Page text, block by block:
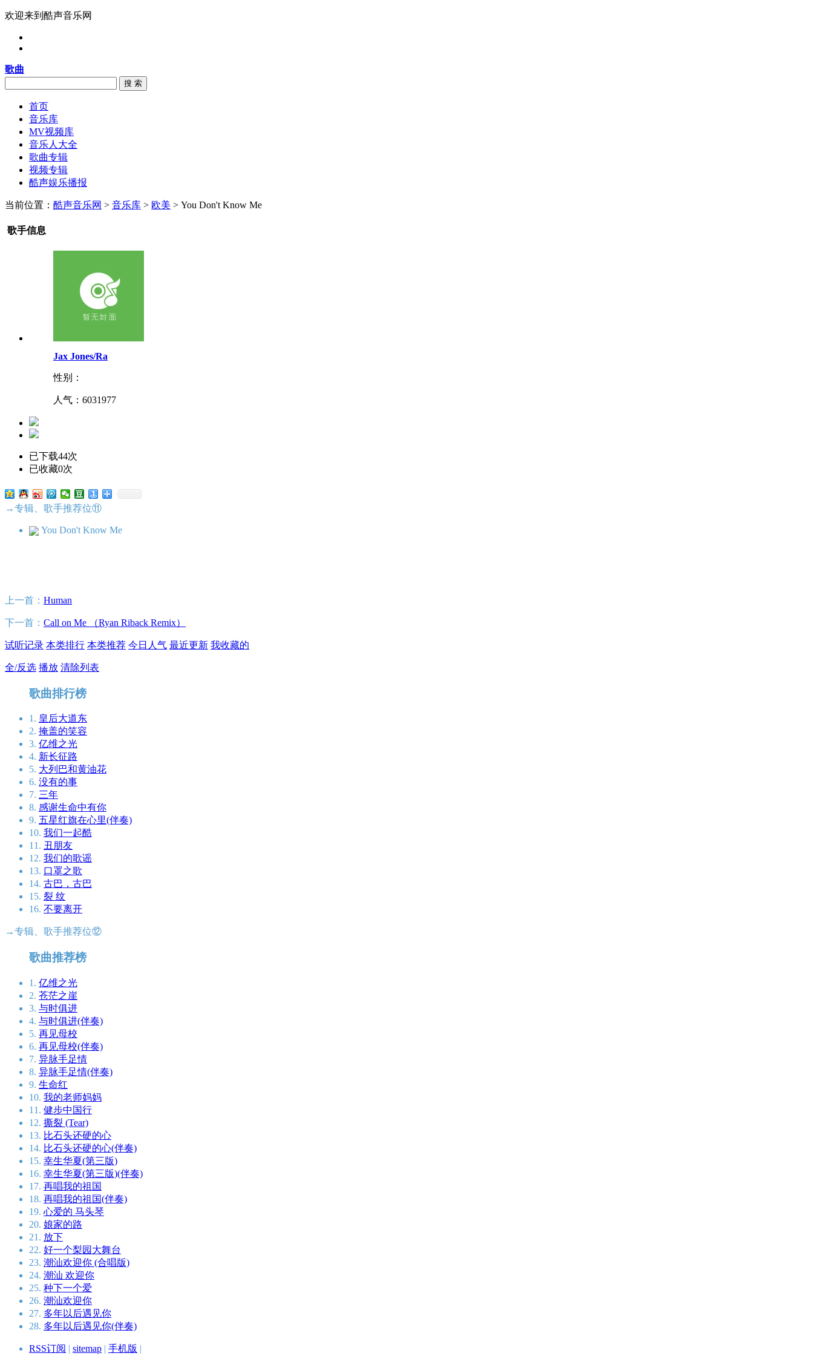
欢迎来到酷声音乐网
歌曲
搜 索
首页
音乐库
MV视频库
音乐人大全
歌曲专辑
视频专辑
酷声娱乐播报
当前位置： 酷声音乐网 > 音乐库 > 欧美 > You Don't Know Me
歌手信息
Jax Jones/Ra
性别：
人气： 6031977
已下载44次
已收藏0次
→专辑、歌手推荐位⑪
You Don't Know Me
上一首： Human
下一首： Call on Me （Ryan Riback Remix）
试听记录 本类排行 本类推荐 今日人气 最近更新 我收藏的
全/反选 播放 清除列表
歌曲排行榜
1. 皇后大道东
2. 掩盖的笑容
3. 亿维之光
4. 新长征路
5. 大列巴和黄油花
6. 没有的事
7. 三年
8. 感谢生命中有你
9. 五星红旗在心里(伴奏)
10. 我们一起酷
11. 丑朋友
12. 我们的歌谣
13. 口罩之歌
14. 古巴，古巴
15. 裂 纹
16. 不要离开
→专辑、歌手推荐位⑫
歌曲推荐榜
1. 亿维之光
2. 苍茫之崖
3. 与时俱进
4. 与时俱进(伴奏)
5. 再见母校
6. 再见母校(伴奏)
7. 异脉手足情
8. 异脉手足情(伴奏)
9. 生命红
10. 我的老师妈妈
11. 健步中国行
12. 撕裂 (Tear)
13. 比石头还硬的心
14. 比石头还硬的心(伴奏)
15. 幸生华夏(第三版)
16. 幸生华夏(第三版)(伴奏)
17. 再唱我的祖国
18. 再唱我的祖国(伴奏)
19. 心爱的 马头琴
20. 娘家的路
21. 放下
22. 好一个梨园大舞台
23. 潮汕欢迎你 (合唱版)
24. 潮汕 欢迎你
25. 种下一个爱
26. 潮汕欢迎你
27. 多年以后遇见你
28. 多年以后遇见你(伴奏)
RSS订阅 | sitemap | 手机版 |